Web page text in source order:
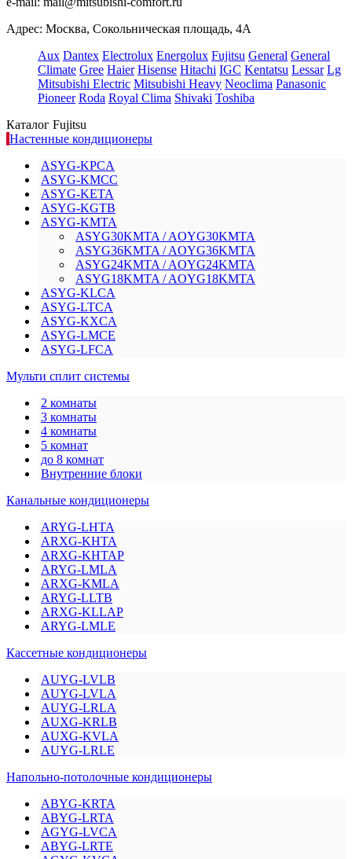
Адрес: Москва, Сокольническая площадь, 4А
Aux Dantex Electrolux Energolux Fujitsu General General
Climate Gree Haier Hisense Hitachi IGC Kentatsu Lessar Lg
Mitsubishi Electric Mitsubishi Heavy Neoclima Panasonic
Pioneer Roda Royal Clima Shivaki Toshiba
Каталог Fujitsu
Настенные кондиционеры
ASYG-KPCA
ASYG-KMCC
ASYG-KETA
ASYG-KGTB
ASYG-KMTA
ASYG30KMTA / AOYG30KMTA
ASYG36KMTA / AOYG36KMTA
ASYG24KMTA / AOYG24KMTA
ASYG18KMTA / AOYG18KMTA
ASYG-KLCA
ASYG-LTCA
ASYG-KXCA
ASYG-LMCE
ASYG-LFCA
Мульти сплит системы
2 комнаты
3 комнаты
4 комнаты
5 комнат
до 8 комнат
Внутренние блоки
Канальные кондиционеры
ARYG-LHTA
ARXG-KHTA
ARXG-KHTAP
ARYG-LMLA
ARXG-KMLA
ARYG-LLTB
ARXG-KLLAP
ARYG-LMLE
Кассетные кондиционеры
AUYG-LVLB
AUYG-LVLA
AUYG-LRLA
AUXG-KRLB
AUXG-KVLA
AUYG-LRLE
Напольно-потолочные кондиционеры
ABYG-KRTA
ABYG-LRTA
AGYG-LVCA
ABYG-LRTE